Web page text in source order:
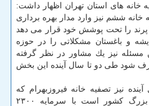
خانه های استان تهران اظهار داشت:
خردادماه ۱۳۹۹ تصفیه خانه ششم نیز وارد مدار بهره برداری
كه منطقه ۲۱، ۲۲ تا پرند را تحت پوشش خود قرار می دهد
و باغستان مشكلاتی را در حوزه
مسئله نیز یك مشاور در نظر گرفته
شود طی دو تا سال آینده این بخش
نیز تصفیه خانه فیروزبهرام كه
دومین تصفیه خانه فاضلاب بزرگ كشور است با سرمایه ۲۳۰۰